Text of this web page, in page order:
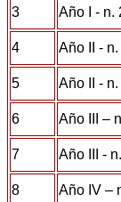
3 Año I - n.
4 Año II -
5 Año II -
6 Año III –
7 Año III -
8 Año IV –